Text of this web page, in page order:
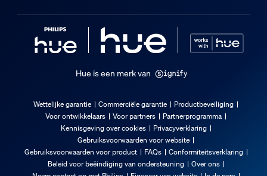
Inclusief batterijen
Dimbaar met Hue app en dimmer
Nee
Garantie
2 jaar
Hue is een merk van
Wettelijke garantie Commerciële garantie
Productbeveiliging
Voor ontwikkelaars
Voor partners
Partnerprogramma
Kennisgeving over cookies
Privacyverklaring
Gebruiksvoorwaarden voor website
Gebruiksvoorwaarden voor product
FAQs
Conformiteitsverklaring
Beleid voor beëindiging van ondersteuning
Over ons